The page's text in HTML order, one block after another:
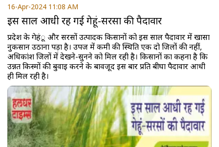
16-Apr-2024 11:08 AM
इस साल आधी रह गई गेहूं-सरसों की पैदावार
प्रदेश के गेहंू और सरसों उत्पादक किसानों को इस साल पैदावार में खासा
नुकसान उठाना पड़ा है। उपज में कमी की स्थिति एक दो जिलों की नहीं,
अधिकांश जिलों में देखने-सुनने को मिल रही है। किसानों का कहना है कि
उन्नत किस्मों की बुवाई करने के बावजूद इस बार प्रति बीघा पैदावार आधी
ही मिल रही है।